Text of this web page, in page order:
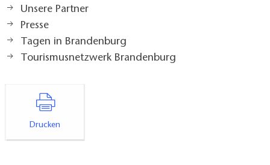
Unsere Partner
Presse
Tagen in Brandenburg
Tourismusnetzwerk Brandenburg
Drucken